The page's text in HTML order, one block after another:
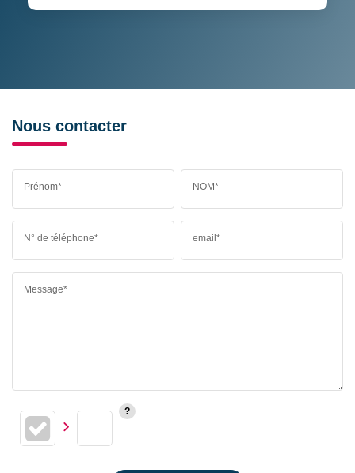
Nous contacter
Prénom* NOM*
N° de téléphone* email*
Message*